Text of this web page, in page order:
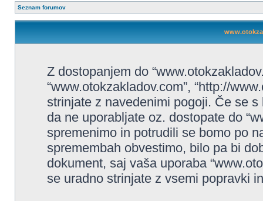
Seznam forumov
Z dostopanjem do
“www.otokzakladov.com”, “http://
strinjate z navedenimi pogoji. Če se
da ne uporabljate oz. dostopate do
spremenimo in potrudili se bomo po
spremembah obvestimo, bilo pa bi
dokument, saj vaša uporaba
se uradno strinjate z vsemi popravki